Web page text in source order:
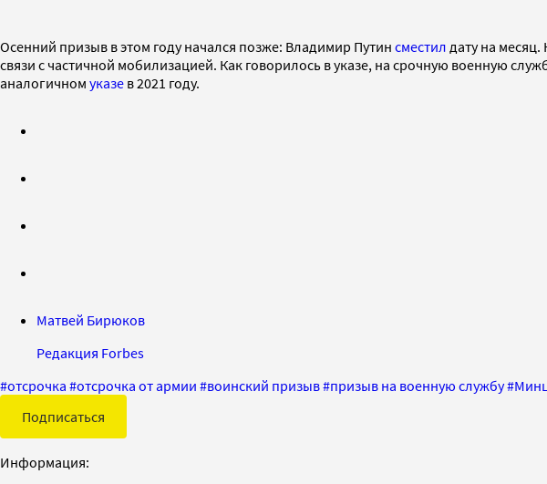
Осенний призыв в этом году начался позже: Владимир Путин сместил дату на
связи с частичной мобилизацией. Как говорилось в указе, на срочную военную
аналогичном указе в 2021 году.
Матвей Бирюков
Редакция Forbes
#отсрочка #отсрочка от армии #воинский призыв#призыв на военную службу#
Подписаться
Информация: